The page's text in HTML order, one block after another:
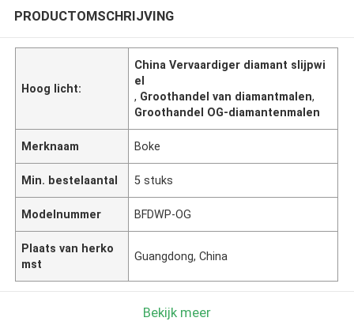
PRODUCTOMSCHRIJVING
Hoog licht:
China Vervaardiger diamant slijpwi
el
, Groothandel van diamantmalen,
Groothandel OG-diamantenmalen
Merknaam Boke
Min. bestelaantal 5 stuks
Modelnummer BFDWP-OG
Plaats van herko
mst
Guangdong, China
Bekijk meer